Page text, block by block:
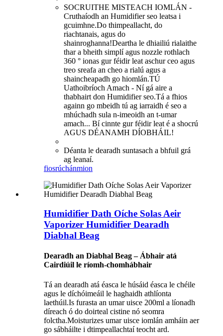
SOCRUITHE MISTEACH IOMLÁN -
Cruthaíodh an Humidifier seo leatsa i
gcuimhne.Do thimpeallacht, do
riachtanais, agus do
shainroghanna!Deartha le dhiailiú rialaithe
thar a bheith simplí agus nozzle rothlach
360 ° ionas gur féidir leat aschur ceo agus
treo sreafa an cheo a rialú agus a
shaincheapadh go hiomlán.TÚ
Uathoibríoch Amach - Ní gá aire a
thabhairt don Humidifier seo.Tá a fhios
againn go mbeidh tú ag iarraidh é seo a
mhúchadh sula n-imeoidh an t-umar
amach... Bí cinnte gur féidir leat é a shocrú
AGUS DÉANAMH DÍOBHÁIL!
Déanta le dearadh suntasach a bhfuil grá
ag leanaí.
fiosrúchánmion
Humidifier Dath Oíche Solas Aeir
Vaporizer Humidifier Dearadh
Diabhal Beag
Dearadh an Diabhal Beag – Ábhair atá
Cairdiúil le ríomh-chomhábhair
Tá an dearadh atá éasca le húsáid éasca le chéile
agus le díchóimeáil le haghaidh athlíonta
laethúil.Is furasta an umar uisce 200ml a líonadh
díreach ó do doirteal cistine nó seomra
folctha.Moisturizes umar uisce iomlán amháin aer
go sábháilte i dtimpeallachtaí teocht ard.